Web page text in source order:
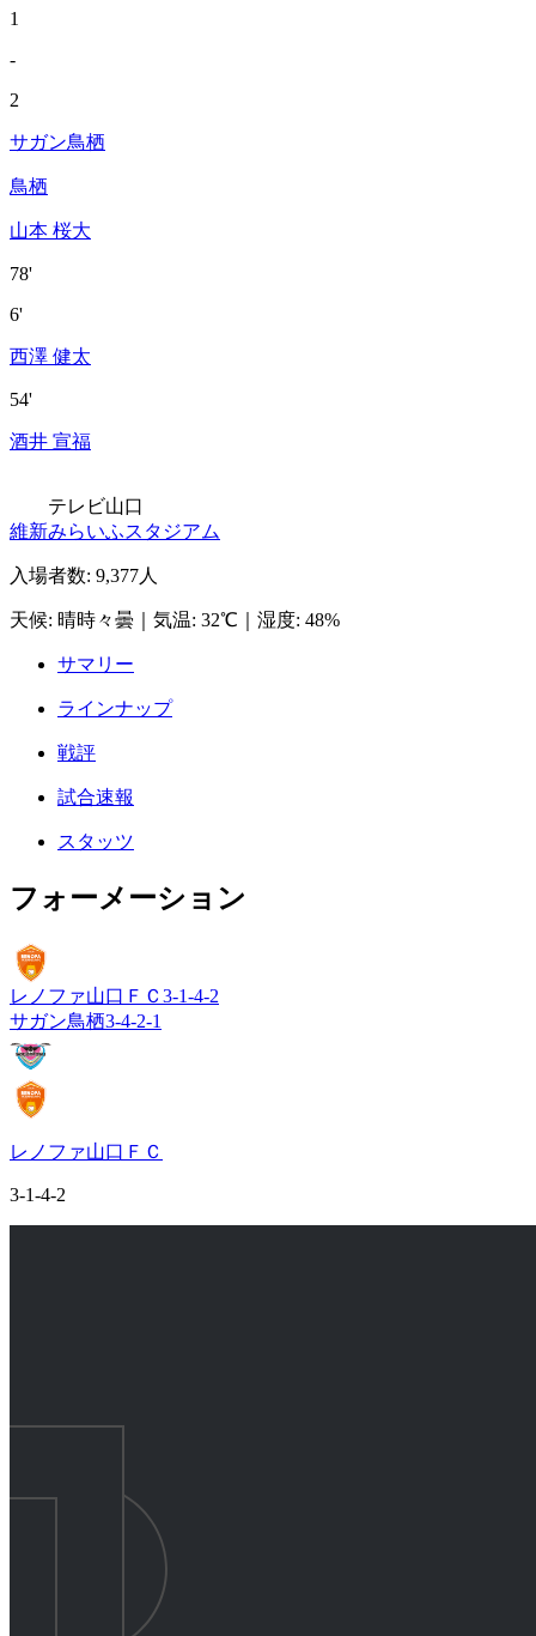
1
-
2
サガン鳥栖
鳥栖
山本 桜大
78'
6'
西澤 健太
54'
酒井 宣福
テレビ山口
維新みらいふスタジアム
入場者数: 9,377人
天候: 晴時々曇 気温: 32℃ 湿度: 48%
サマリー
ラインナップ
戦評
試合速報
スタッツ
フォーメーション
レノファ山口ＦＣ 3-1-4-2
サガン鳥栖3-4-2-1
レノファ山口ＦＣ
3-1-4-2